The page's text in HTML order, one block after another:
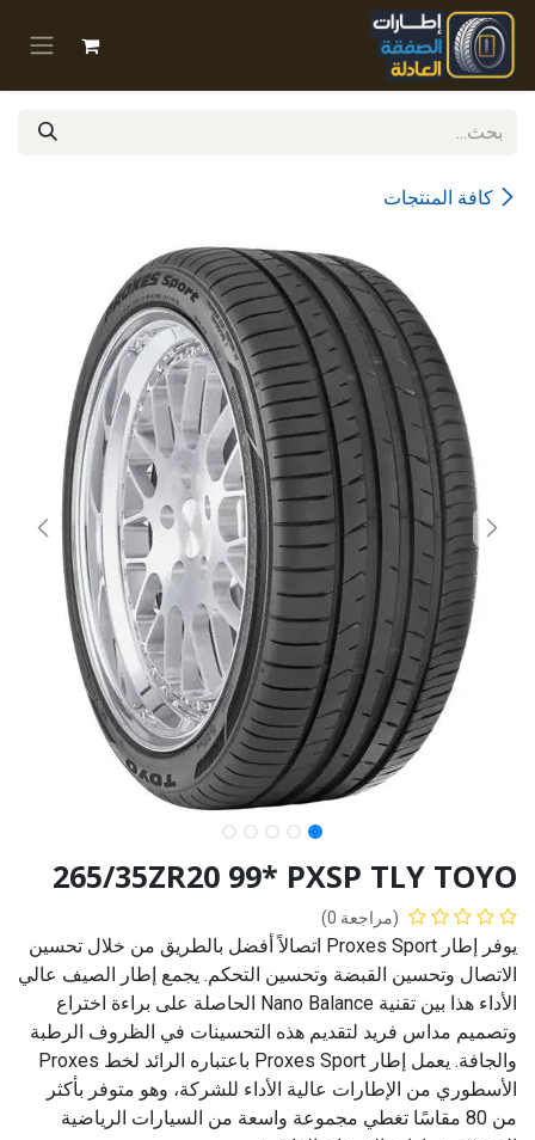
تخطي للذهاب إلى المحتوى
كافة المنتجات
265/35ZR20 99* PXSP TLY TOYO
(مراجعة 0)
يوفر إطار Proxes Sport اتصالاً أفضل بالطريق من خلال تحسين
الاتصال وتحسين القبضة وتحسين التحكم. يجمع إطار الصيف عالي
الأداء هذا بين تقنية Nano Balance الحاصلة على براءة اختراع
وتصميم مداس فريد لتقديم هذه التحسينات في الظروف الرطبة
والجافة. يعمل إطار Proxes Sport باعتباره الرائد لخط Proxes
الأسطوري من الإطارات عالية الأداء للشركة، وهو متوفر بأكثر
من 80 مقاسًا تغطي مجموعة واسعة من السيارات الرياضية